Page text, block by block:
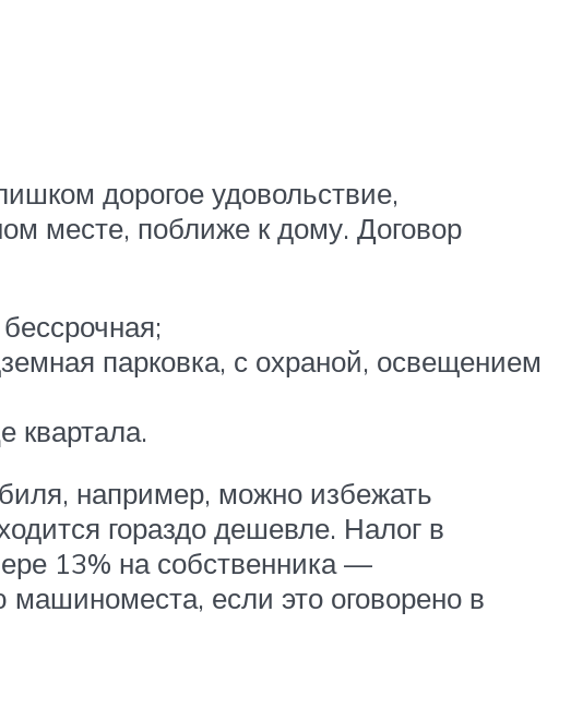
дорогое удовольствие,
месте, поближе к дому. Договор
парковка, с охраной, освещением
квартала.
например, можно избежать
гораздо дешевле. Налог в
13% на собственника —
машиноместа, если это оговорено в